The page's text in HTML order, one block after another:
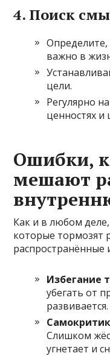
4. Поиск
Определите,
важно в
цели.
Регулярно
ценностях и
Ошибки,
мешают
Как и в любом
которые тормозят
распространённые
Избегание
убегать от
развивается.
Слишком
угнетает и